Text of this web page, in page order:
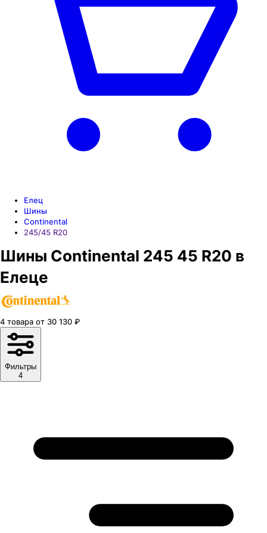
Елец
Шины
Continental
245/45 R20
Шины Continental 245 45 R20 в
Елеце
4 товара от 30 130 ₽
Фильтры
4